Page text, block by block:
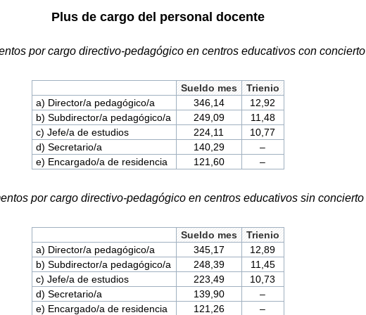
Plus de cargo del personal docente
por cargo directivo-pedagógico en centros educativos con concierto
Sueldo mes
Trienio
a) Director/a pedagógico/a
346,14
12,92
b) Subdirector/a pedagógico/a
249,09
11,48
c) Jefe/a de estudios
224,11
10,77
d) Secretario/a
140,29
–
e) Encargado/a de residencia
121,60 –
por cargo directivo-pedagógico en centros educativos sin concierto
Sueldo mes
Trienio
a) Director/a pedagógico/a
345,17
12,89
b) Subdirector/a pedagógico/a
248,39
11,45
c) Jefe/a de estudios
223,49
10,73
d) Secretario/a
139,90
–
e) Encargado/a de residencia
121,26 –